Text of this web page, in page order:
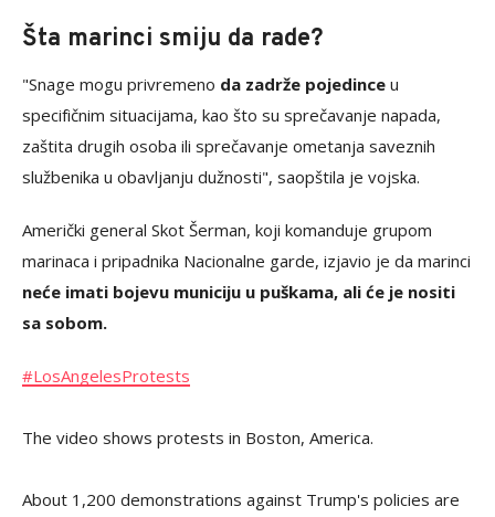
Šta marinci smiju da rade?
"Snage mogu privremeno da zadrže pojedince u
specifičnim situacijama, kao što su sprečavanje napada,
zaštita drugih osoba ili sprečavanje ometanja saveznih
službenika u obavljanju dužnosti", saopštila je vojska.
Američki general Skot Šerman, koji komanduje grupom
marinaca i pripadnika Nacionalne garde, izjavio je da marinci
neće imati bojevu municiju u puškama, ali će je nositi
sa sobom.
#LosAngelesProtests
The video shows protests in Boston, America.
About 1,200 demonstrations against Trump's policies are